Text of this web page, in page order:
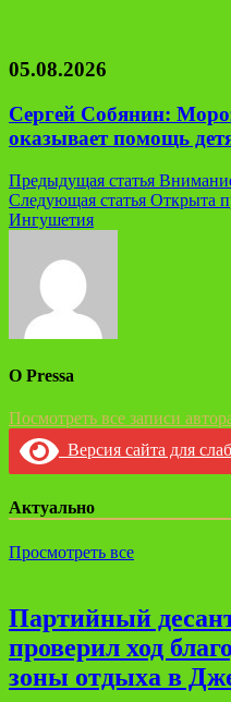
05.08.2026
Сергей Собянин:
оказывает помощь
Навигация
по
Предыдущая статья
Следующая статья Открыта
Ингушетия
О Pressa
Посмотреть все записи
Версия сайта для
Актуально
Просмотреть все
Партийный
проверил ход
зоны отдыха в